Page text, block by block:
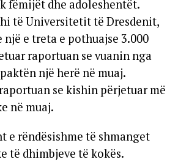
fëmijët dhe adoleshentët.
të Universitetit të Dresdenit,
një e treta e pothuajse 3.000
raportuan se vuanin nga
një herë në muaj.
se kishin përjetuar më
në muaj.
e rëndësishme të shmanget
të dhimbjeve të kokës.